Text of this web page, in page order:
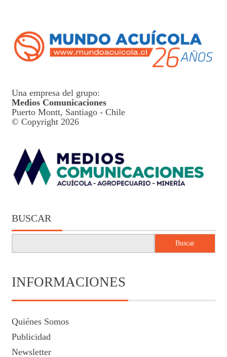
Una empresa del grupo:
Medios Comunicaciones
Puerto Montt, Santiago - Chile
© Copyright 2026
BUSCAR
Buscar
INFORMACIONES
Quiénes Somos
Publicidad
Newsletter